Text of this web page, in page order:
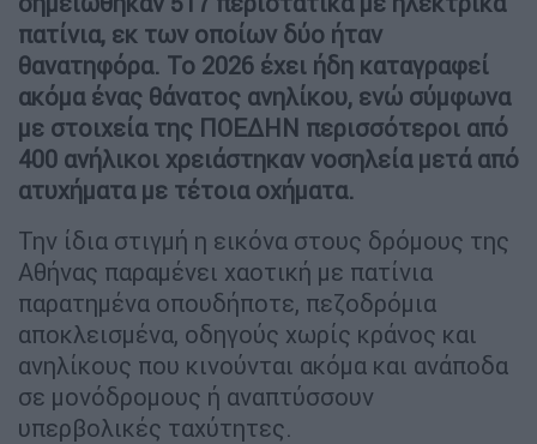
πατίνια, εκ των οποίων δύο ήταν
θανατηφόρα. Το 2026 έχει ήδη καταγραφεί
ακόμα ένας θάνατος ανηλίκου, ενώ σύμφωνα
με στοιχεία της ΠΟΕΔΗΝ περισσότεροι από
400 ανήλικοι χρειάστηκαν νοσηλεία μετά από
ατυχήματα με τέτοια οχήματα.
Την ίδια στιγμή η εικόνα στους δρόμους της
Αθήνας παραμένει χαοτική με πατίνια
παρατημένα οπουδήποτε, πεζοδρόμια
αποκλεισμένα, οδηγούς χωρίς κράνος και
ανηλίκους που κινούνται ακόμα και ανάποδα
σε μονόδρομους ή αναπτύσσουν
υπερβολικές ταχύτητες.